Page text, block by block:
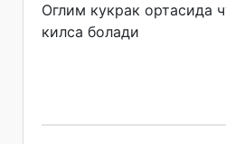
Оглим кукрак ортасида
килса болади